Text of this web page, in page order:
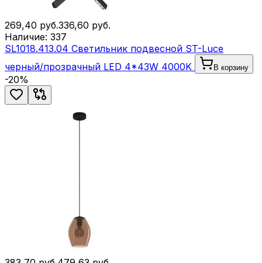
269,40 руб.336,60 руб.
Наличие: 337
SL1018.413.04 Светильник подвесной ST-Luce
черный/прозрачный LED 4*43W 4000K
В корзину
-20%